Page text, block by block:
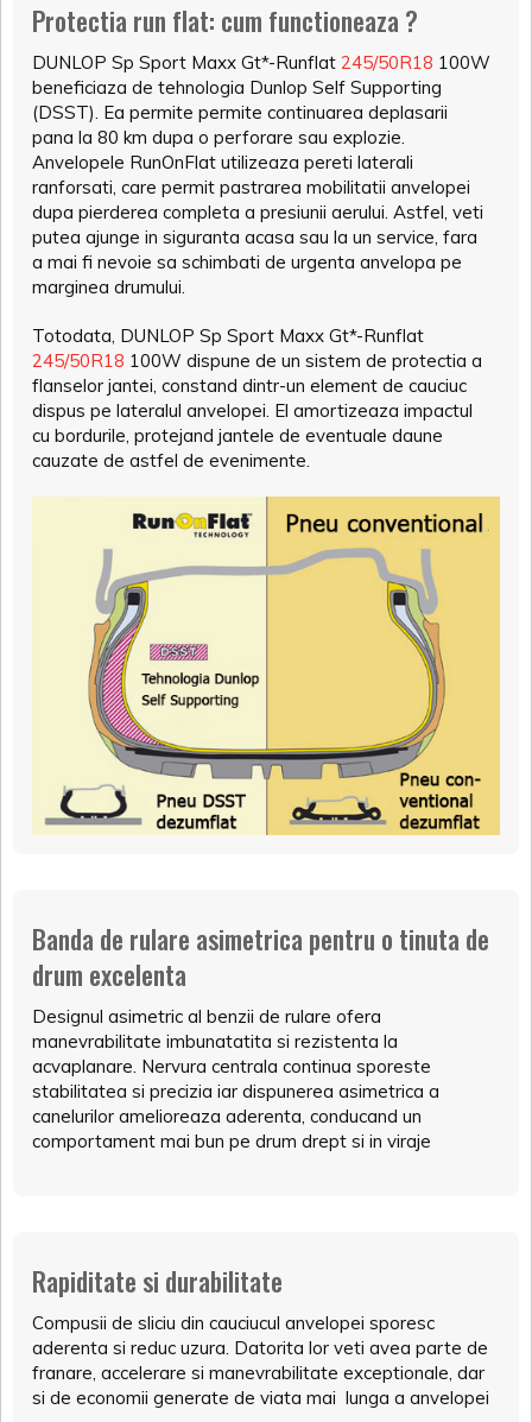
Protectia run flat: cum functioneaza ?
DUNLOP Sp Sport Maxx Gt*-Runflat 245/50R18 100W
beneficiaza de tehnologia Dunlop Self Supporting
(DSST). Ea permite permite continuarea deplasarii
pana la 80 km dupa o perforare sau explozie.
Anvelopele RunOnFlat utilizeaza pereti laterali
ranforsati, care permit pastrarea mobilitatii anvelopei
dupa pierderea completa a presiunii aerului. Astfel, veti
putea ajunge in siguranta acasa sau la un service, fara
a mai fi nevoie sa schimbati de urgenta anvelopa pe
marginea drumului.
Totodata, DUNLOP Sp Sport Maxx Gt*-Runflat
245/50R18 100W dispune de un sistem de protectia a
flanselor jantei, constand dintr-un element de cauciuc
dispus pe lateralul anvelopei. El amortizeaza impactul
cu bordurile, protejand jantele de eventuale daune
cauzate de astfel de evenimente.
Banda de rulare asimetrica pentru o tinuta de
drum excelenta
Designul asimetric al benzii de rulare ofera
manevrabilitate imbunatatita si rezistenta la
acvaplanare. Nervura centrala continua sporeste
stabilitatea si precizia iar dispunerea asimetrica a
canelurilor amelioreaza aderenta, conducand un
comportament mai bun pe drum drept si in viraje
Rapiditate si durabilitate
Compusii de sliciu din cauciucul anvelopei sporesc
aderenta si reduc uzura. Datorita lor veti avea parte de
franare, accelerare si manevrabilitate exceptionale, dar
si de economii generate de viata mai lunga a anvelopei